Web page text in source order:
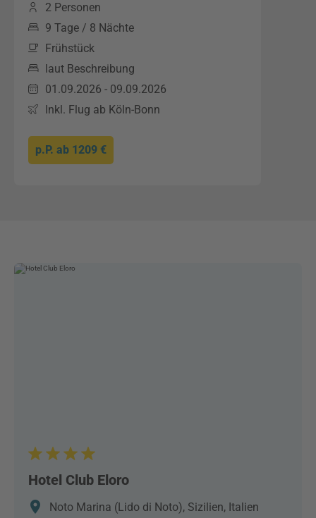
2 Personen
9 Tage / 8 Nächte
Frühstück
laut Beschreibung
01.09.2026 - 09.09.2026
Inkl. Flug ab Köln-Bonn
p.P. ab 1209 €
Hotel Club Eloro
Noto Marina (Lido di Noto), Sizilien, Italien